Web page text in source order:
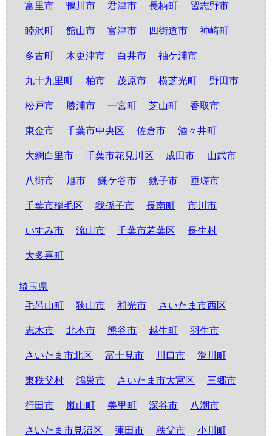
富里市 鴨川市 君津市 長柄町 習志野市
睦沢町 館山市 富津市 四街道市 神崎町
多古町 木更津市 白井市 袖ケ浦市
九十九里町 柏市 茂原市 横芝光町 野田市
松戸市 勝浦市 一宮町 芝山町 香取市
東金市 千葉市中央区 佐倉市 酒々井町
大網白里市 千葉市花見川区 成田市 山武市
八街市 旭市 鎌ケ谷市 銚子市 匝瑳市
千葉市稲毛区 我孫子市 長南町 市川市
いすみ市 流山市 千葉市若葉区 長生村
大多喜町
埼玉県
毛呂山町
狭山市 和光市 さいたま市西区
志木市 北本市 熊谷市 越生町 羽生市
さいたま市北区 富士見市 川口市 滑川町
東秩父村 鴻巣市 さいたま市大宮区 三郷市
行田市 嵐山町 美里町 深谷市 八潮市
さいたま市見沼区 蓮田市 秩父市 小川町